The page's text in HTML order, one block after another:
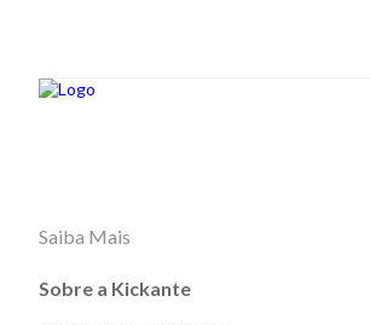
Saiba Mais
Sobre a Kickante